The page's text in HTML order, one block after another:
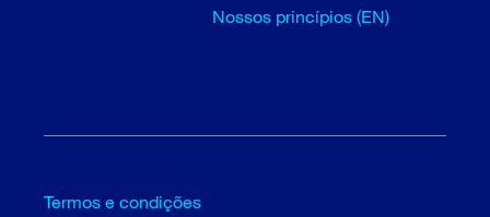
Nossos princípios (EN)
Termos e condições